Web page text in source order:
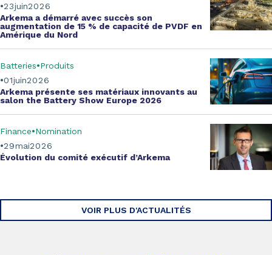
juin
23 2026
Arkema a démarré avec succès son
augmentation de 15 % de capacité de PVDF en
Amérique du Nord
juin
01 2026
Batteries Produits
Arkema présente ses matériaux innovants au
salon the Battery Show Europe 2026
mai
29 2026
Finance Nomination
Évolution du comité exécutif d’Arkema
VOIR PLUS D'ACTUALITÉS